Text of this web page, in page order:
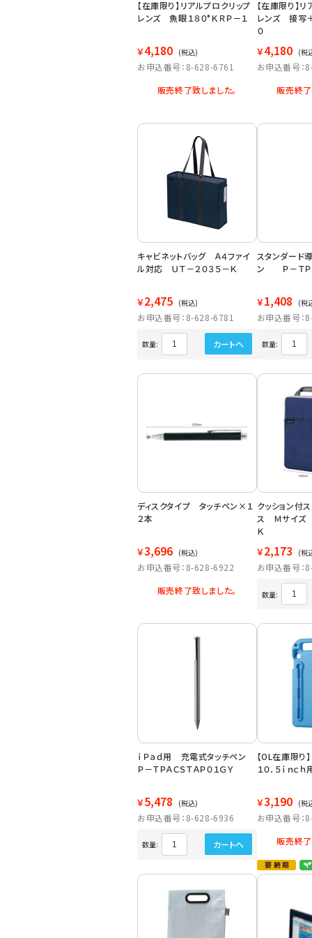
【在庫限り】リアルプロクリップ
レンズ 魚眼１８０°ＫＲＰ－１
￥4,180 (税込)
お申込番号：8-628-6761
販売終了致しました。
【在庫限り】
レンズ 接写
０
￥4,180 (税
お申込番号
販売終了
キャビネットバッグ Ａ４ファイ
ル対応 ＵＴ－２０３５－Ｋ
￥2,475 (税込)
お申込番号：8-628-6781
数量: カートへ
スタンダード
ン Ｐ－ＴＰ
￥1,408 (税
お申込番号
数量:
ディスクタイプ タッチペン×１
２本
￥3,696 (税込)
お申込番号：8-628-6922
販売終了致しました。
クッション付
ス Ｍサイズ
Ｋ
￥2,173 (税
お申込番号
数量:
ｉＰａｄ用 充電式タッチペン
Ｐ－ＴＰＡＣＳＴＡＰ０１ＧＹ
￥5,478 (税込)
お申込番号：8-628-6936
数量: カートへ
【OL在庫限り】
１０．５ｉｎｃ
￥3,190 (税
お申込番号
販売終了